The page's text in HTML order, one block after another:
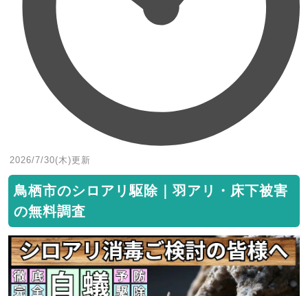
2026/7/30(木)更新
鳥栖市のシロアリ駆除｜羽アリ・床下被害
の無料調査